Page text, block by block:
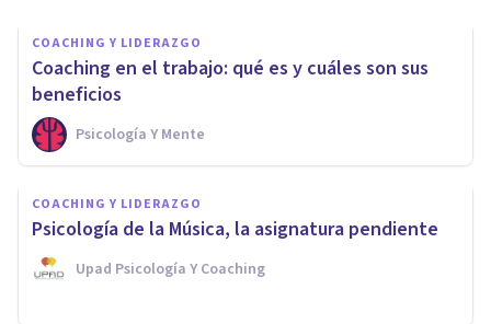
COACHING Y LIDERAZGO
Coaching en el trabajo: qué es y cuáles son sus
beneficios
Psicología Y Mente
COACHING Y LIDERAZGO
Psicología de la Música, la asignatura pendiente
Upad Psicología Y Coaching